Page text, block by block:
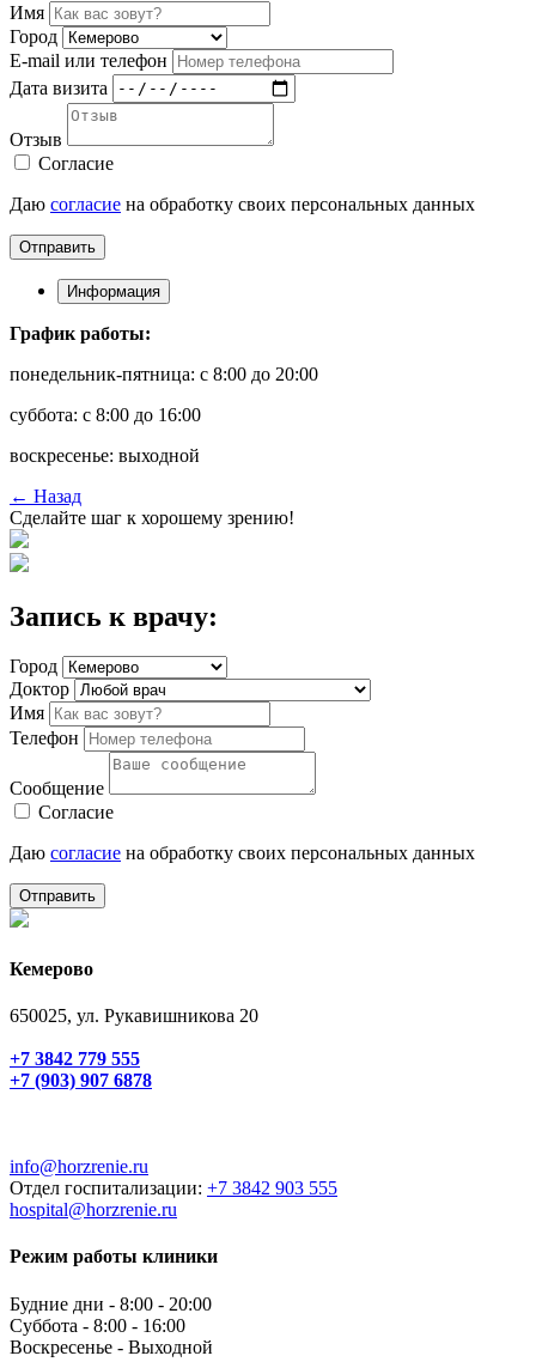
Имя
Город
E-mail или телефон
Дата визита
Отзыв
Согласие
Даю согласие на обработку своих персональных данных
Отправить
Информация
График работы:
понедельник-пятница: с 8:00 до 20:00
суббота: с 8:00 до 16:00
воскресенье: выходной
← Назад
Сделайте шаг к хорошему зрению!
Запись к врачу:
Город
Доктор
Имя
Телефон
Сообщение
Согласие
Даю согласие на обработку своих персональных данных
Отправить
Кемерово
650025, ул. Рукавишникова 20
+7 3842 779 555
+7 (903) 907 6878
info@horzrenie.ru
Отдел госпитализации: +7 3842 903 555
hospital@horzrenie.ru
Режим работы клиники
Будние дни - 8:00 - 20:00
Суббота - 8:00 - 16:00
Воскресенье - Выходной